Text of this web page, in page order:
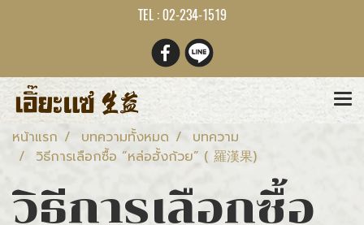
TEL : 02-234-1519
หน้าแรก บทความทั้งหมด
บทความ
วิธีการเลือกซื้อ “หล่อฮั้งก้วย” ( 羅漢果)
วิธีการเลือกซื้อ